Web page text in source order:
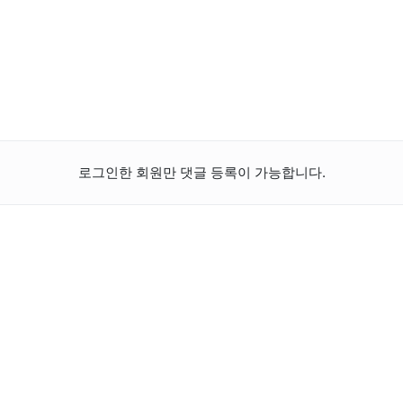
로그인한 회원만 댓글 등록이 가능합니다.